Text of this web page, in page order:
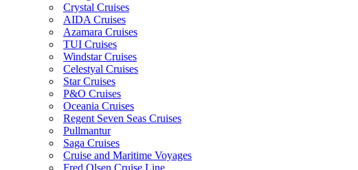
Crystal Cruises
AIDA Cruises
Azamara Cruises
TUI Cruises
Windstar Cruises
Celestyal Cruises
Star Cruises
P&O Cruises
Oceania Cruises
Regent Seven Seas Cruises
Pullmantur
Saga Cruises
Cruise and Maritime Voyages
Fred Olsen Cruise Line